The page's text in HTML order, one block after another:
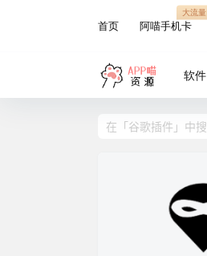
首页 阿喵手机卡
大流量
软件